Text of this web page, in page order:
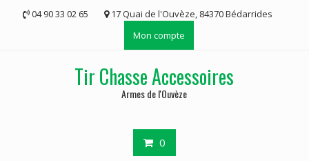
04 90 33 02 65
17 Quai de l'Ouvèze, 84370 Bédarrides
Mon compte
Tir Chasse Accessoires
Armes de l'Ouvèze
0